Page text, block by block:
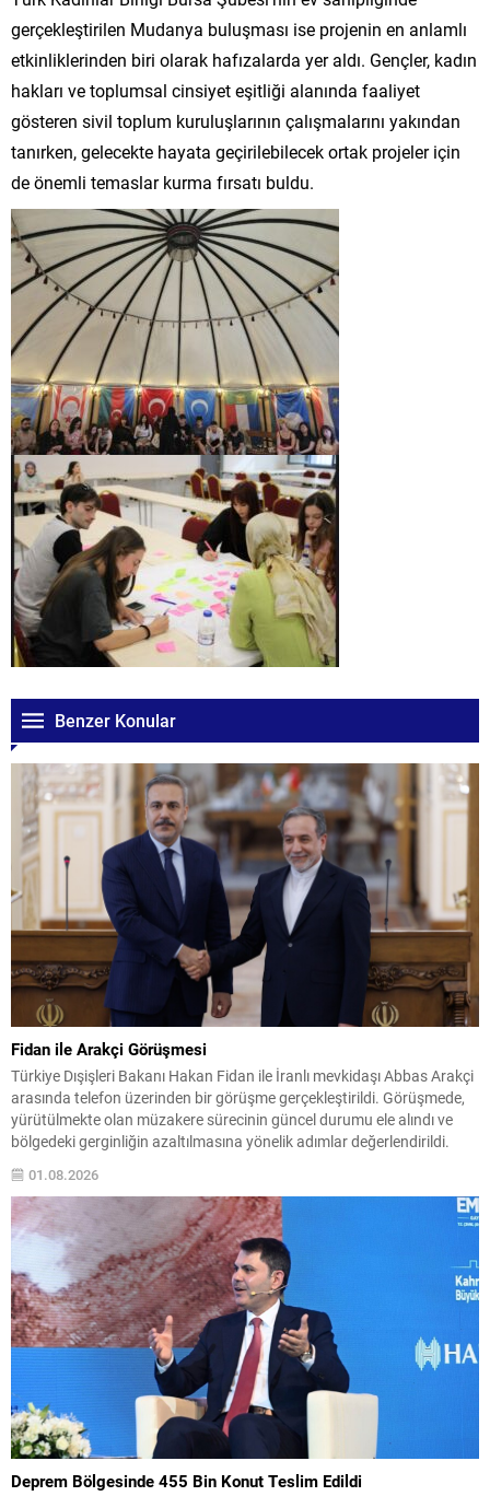
gerçekleştirilen Mudanya buluşması ise projenin en anlamlı
etkinliklerinden biri olarak hafızalarda yer aldı. Gençler, kadın
hakları ve toplumsal cinsiyet eşitliği alanında faaliyet
gösteren sivil toplum kuruluşlarının çalışmalarını yakından
tanırken, gelecekte hayata geçirilebilecek ortak projeler için
de önemli temaslar kurma fırsatı buldu.
Benzer Konular
Fidan ile Arakçi Görüşmesi
Türkiye Dışişleri Bakanı Hakan Fidan ile İranlı mevkidaşı Abbas Arakçi
arasında telefon üzerinden bir görüşme gerçekleştirildi. Görüşmede,
yürütülmekte olan müzakere sürecinin güncel durumu ele alındı ve
bölgedeki gerginliğin azaltılmasına yönelik adımlar değerlendirildi.
sağlanması için aktif bir rol oynamaya devam edeceğini vurguladı.
Bu...
01.08.2026
Deprem Bölgesinde 455 Bin Konut Teslim Edildi